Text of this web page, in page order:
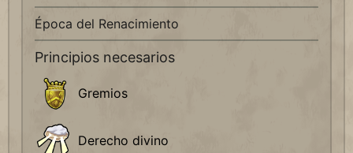
Época del Renacimiento
Principios necesarios
Gremios
Derecho divino